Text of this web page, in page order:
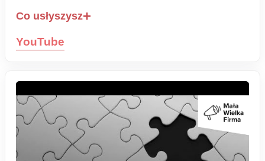
Co usłyszysz
YouTube